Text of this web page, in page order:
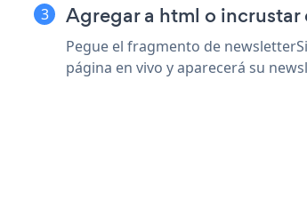
Agregar a html o
Pegue el fragmento de
página en vivo y aparecerá su